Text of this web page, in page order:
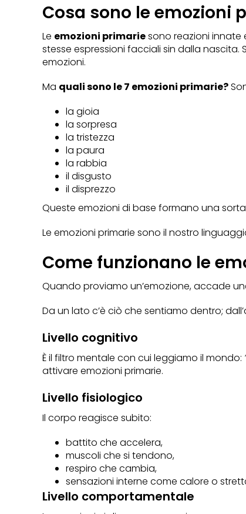
Cosa sono le emozioni
Le emozioni primariesono reazioni innate
stesse espressioni facciali sin dalla
emozioni.
Ma quali sono le 7 emozioni primarie?
la gioia
la sorpresa
la tristezza
la paura
la rabbia
il disgusto
il disprezzo
Queste emozioni di base formano una
Le emozioni primarie sono il nostro
Come funzionano le
Quando proviamo un’emozione, accade
Da un lato c’è ciò che sentiamo dentro;
Livello cognitivo
È il filtro mentale con cui leggiamo il mondo:
attivare emozioni primarie.
Livello fisiologico
Il corpo reagisce subito:
battito che accelera,
muscoli che si tendono,
respiro che cambia,
sensazioni interne come calore o
Livello comportamentale